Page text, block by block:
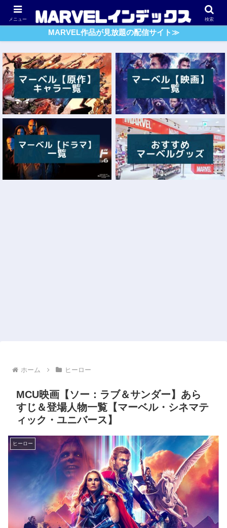
アベンジャーズ スパイダーマン ガーディアンズ・O・G
MARVEL作品が見放題の配信サイト≫
ホーム ヒーロー
MCU映画【ソー：ラブ＆サンダー】あら
すじ＆登場人物一覧【マーベル・シネマテ
ィック・ユニバース】
ヒーロー
メニュー 検索